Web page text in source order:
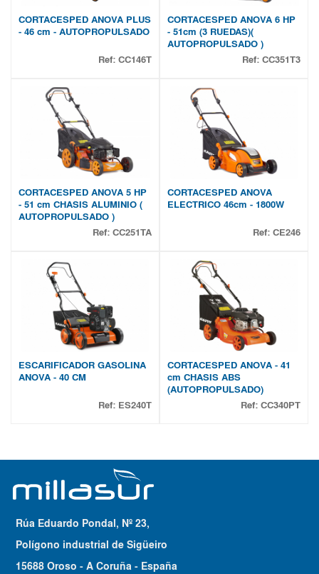
CORTACESPED ANOVA PLUS
- 46 cm - AUTOPROPULSADO
Ref: CC146T
CORTACESPED ANOVA 6 HP
- 51cm (3 RUEDAS)(
AUTOPROPULSADO )
Ref: CC351T3
CORTACESPED ANOVA 5 HP
- 51 cm CHASIS ALUMINIO (
AUTOPROPULSADO )
Ref: CC251TA
CORTACESPED ANOVA
ELECTRICO 46cm - 1800W
Ref: CE246
ESCARIFICADOR GASOLINA
ANOVA - 40 CM
Ref: ES240T
CORTACESPED ANOVA - 41
cm CHASIS ABS
(AUTOPROPULSADO)
Ref: CC340PT
Rúa Eduardo Pondal, Nº 23,
Polígono industrial de Sigüeiro
15688 Oroso - A Coruña - España